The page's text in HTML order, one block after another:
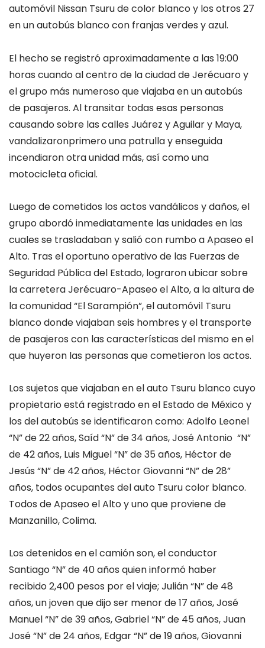
automóvil Nissan Tsuru de color blanco y los otros 27
en un autobús blanco con franjas verdes y azul.
El hecho se registró aproximadamente a las 19:00
horas cuandoal centro de la ciudad deJerécuaroy
el grupo más numeroso que viajaba en un autobús
de pasajeros. Al transitar todas esas personas
causando sobre las calles Juárez y Aguilar y Maya,
vandalizaronprimero una patrullay enseguida
incendiaron otra unidad más, así como una
motocicleta oficial.
Luego de cometidos los actos vandálicos y daños, el
grupo abordó inmediatamente las unidades en las
cuales se trasladaban y salió con rumbo a Apaseo el
Alto. Tras el oportuno operativo de las Fuerzas de
Seguridad Pública del Estado, lograron ubicar sobre
la carreteraJerécuaro-Apaseoel Alto, a la altura de
la comunidad “El Sarampión”,elautomóvil Tsuru
blancodonde viajaban seis hombres y el transporte
de pasajeros con las características del mismo en el
que huyeron las personas que cometieron los actos.
Los sujetos que viajaban en el auto Tsuru blancocuyo
propietarioestá registrado en el Estado de México y
los del autobús se identificaron como: Adolfo Leonel
“N” de 22 años,Saíd“N” de 34 años, José Antonio “N”
de 42 años, Luis Miguel “N” de 35 años, Héctor de
Jesús “N” de 42 años, Héctor Giovanni “N” de 28”
años, todos ocupantes del auto Tsuru color blanco.
Todos de Apaseo el Alto y uno que proviene de
Manzanillo, Colima.
Los detenidos en el camión son, el conductor
Santiago “N” de 40 años quien informó haber
recibido 2,400 pesos por el viaje; Julián “N” de 48
años, un joven que dijo ser menor de 17 años, José
Manuel “N” de 39 años, Gabriel “N” de 45 años, Juan
José “N” de 24 años, Edgar “N” de 19 años, Giovanni